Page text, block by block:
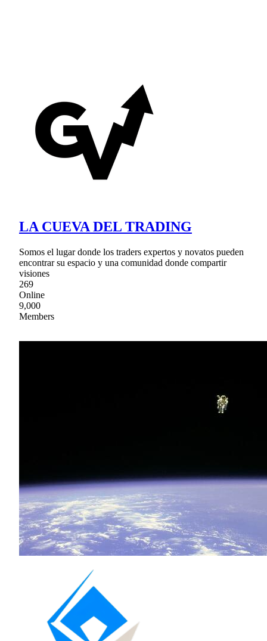
LA CUEVA DEL TRADING
Somos el lugar donde los traders expertos y novatos pueden
encontrar su espacio y una comunidad donde compartir
visiones
269
Online
9,000
Members